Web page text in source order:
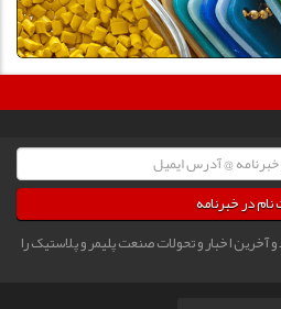
در خبرنامه
اخبار و تحولات صنعت پلیمر و پلاستیک را